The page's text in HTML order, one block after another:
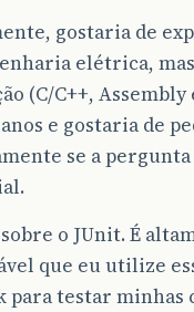
gostaria de
elétrica,
(C/C++, Assembly
e gostaria de
se a
o JUnit. É
que eu utilize
testar minhas